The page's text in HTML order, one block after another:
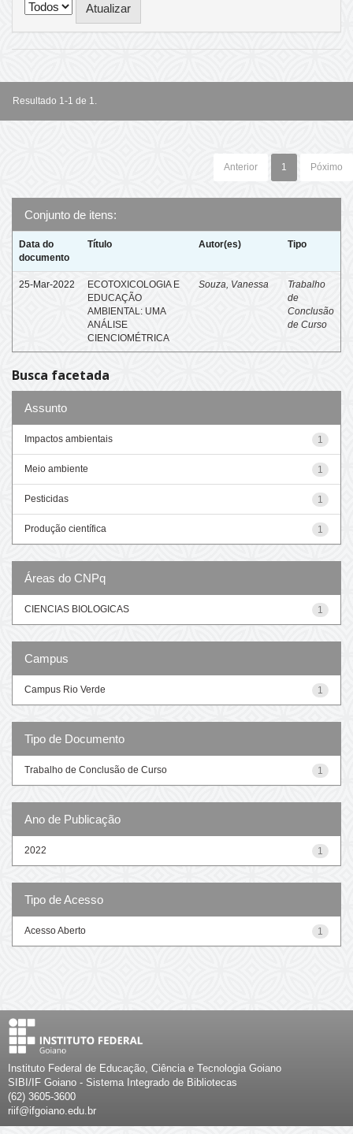
Resultado 1-1 de 1.
Anterior 1 Póximo
Conjunto de itens:
Data do
documento
Título Autor(es) Tipo
25-Mar-2022
ECOTOXICOLOGIA E
EDUCAÇÃO
AMBIENTAL: UMA
ANÁLISE
CIENCIOMÉTRICA
Souza, Vanessa
Trabalho
de
Conclusão
de Curso
Busca facetada
Assunto
1
Impactos ambientais
1
Meio ambiente
1
Pesticidas
1
Produção científica
Áreas do CNPq
1
CIENCIAS BIOLOGICAS
Campus
1
Campus Rio Verde
Tipo de Documento
1
Trabalho de Conclusão de Curso
Ano de Publicação
1
2022
Tipo de Acesso
1
Acesso Aberto
Instituto Federal de Educação, Ciência e Tecnologia Goiano
SIBI/IF Goiano - Sistema Integrado de Bibliotecas
(62) 3605-3600
riif@ifgoiano.edu.br